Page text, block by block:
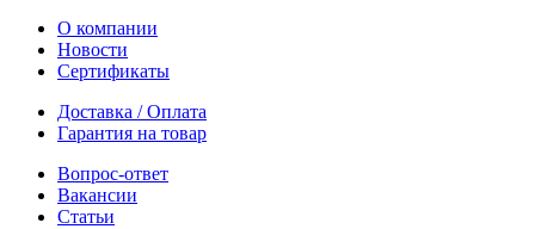
О компании
Новости
Сертификаты
Доставка / Оплата
Гарантия на товар
Вопрос-ответ
Вакансии
Статьи